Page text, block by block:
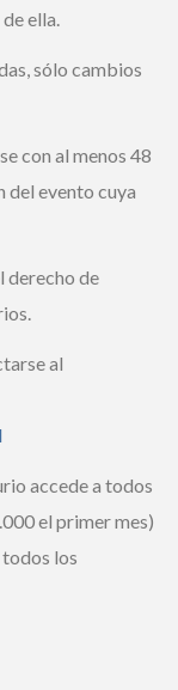
ella.
sólo cambios
con al menos
del evento
derecho de
al
accede a
($1.000 el
también, a